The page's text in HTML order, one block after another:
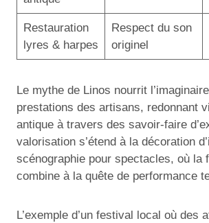
Restauration
lyres & harpes
Respect du son
originel
Le mythe de Linos nourrit
prestations des artisans, redonnant
antique à travers des savoir-faire
valorisation s’étend à la décoration
scénographie pour spectacles, où la
combine à la quête de performance
L’exemple d’un festival local où des